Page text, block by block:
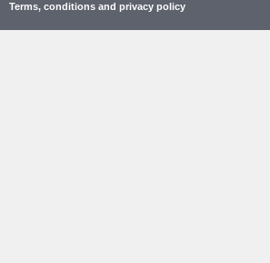
Terms, conditions and privacy policy